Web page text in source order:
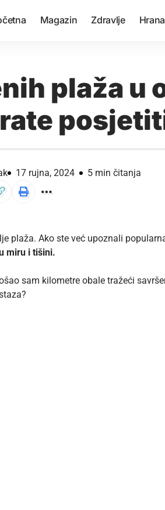
Magazin Zdravlje Hrana
plaža u
17 rujna, 2024 5 min čitanja
plaža. Ako ste već upoznali
miru i tišini.
sam kilometre obale tražeći